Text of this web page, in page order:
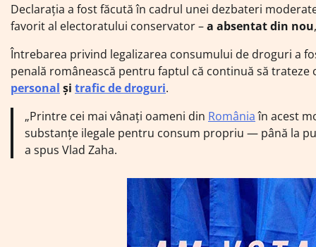
Declarația a fost făcută în cadrul unei dezbateri
favorit al electoratului conservator –a absentat din nou
Întrebarea privind legalizarea consumului de droguri a
penală românească pentru faptul că continuă să
personal și trafic de droguri.
„Printre cei mai vânați oameni din Româniaîn acest
substanțe ilegale pentru consum propriu — până la
a spus Vlad Zaha.